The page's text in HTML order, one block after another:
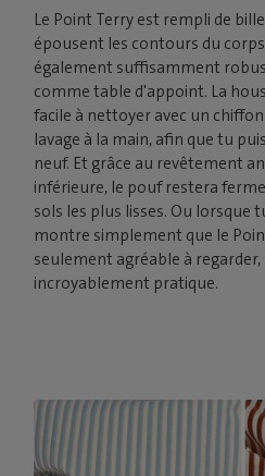
Le Point Terry est rempli de
épousent les contours du
également suffisamment
comme table d'appoint. La
facile à nettoyer avec un
lavage à la main, afin que tu
neuf. Et grâce au revêtement
inférieure, le pouf restera
sols les plus lisses. Ou lorsque
montre simplement que le
seulement agréable à regarder,
incroyablement pratique.